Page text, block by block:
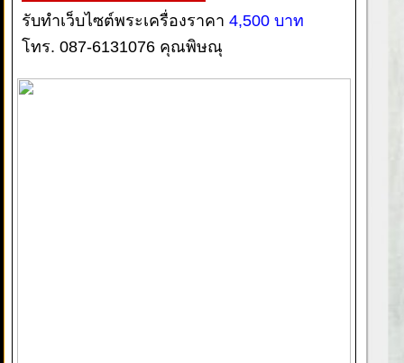
รับทำเว็บไซต์พระเครื่องราคา 4,500 บาท
โทร. 087-6131076 คุณพิษณุ